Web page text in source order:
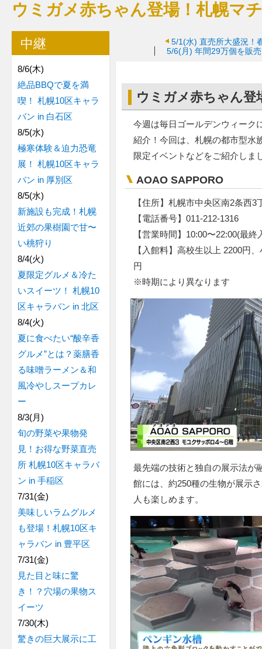
ウミガメ赤ちゃん登場！札幌マ
5/1(水) 直売所大盛況！
5/6(月) 年間29万個を販
ウミガメ赤ちゃん登
今週は毎日ゴールデンウィーク
紹介！今回は、札幌の都市型水
限定イベントなどをご紹介しま
AOAO SAPPORO
【住所】札幌市中央区南2条西
【電話番号】011-212-1316
【営業時間】10:00〜22:00(最終
【入館料】高校生以上 2200円
円
※時期により異なります
最先端の技術と独自の展示法が
館には、約250種の生物が展示
人も楽しめます。
中継
8/6(木)
絶品BBQで夏を満
喫！ 札幌10区キャラ
バン in 白石区
8/5(水)
極寒体験＆迫力恐竜
展！ 札幌10区キャラ
バン in 厚別区
8/5(水)
新施設も完成！札幌
近郊の果樹園で甘〜
い桃狩り
8/4(火)
夏限定グルメ＆冷た
いスイーツ！ 札幌10
区キャラバン in 北区
8/4(火)
夏に食べたい“酸辛香
グルメ”とは？薬膳香
る味噌ラーメン＆和
風冷やしスープカレ
ー
8/3(月)
旬の野菜や果物発
見！お得な野菜直売
所 札幌10区キャラバ
ン in 手稲区
7/31(金)
美味しいラムグルメ
も登場！札幌10区キ
ャラバン in 豊平区
7/31(金)
見た目と味に驚
き！？穴場の果物ス
イーツ
7/30(木)
驚きの巨大展示に工